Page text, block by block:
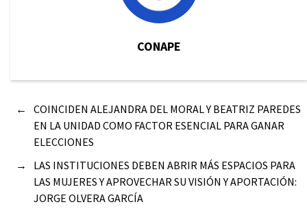
CONAPE
←
COINCIDEN ALEJANDRA DEL MORAL Y BEATRIZ PAREDES
EN LA UNIDAD COMO FACTOR ESENCIAL PARA GANAR
ELECCIONES
→
LAS INSTITUCIONES DEBEN ABRIR MÁS ESPACIOS PARA
LAS MUJERES Y APROVECHAR SU VISIÓN Y APORTACIÓN:
JORGE OLVERA GARCÍA